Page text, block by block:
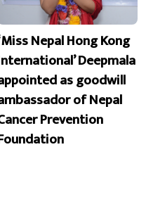
Nepal Hong Kong
Deepmala
as goodwill
of Nepal
Prevention